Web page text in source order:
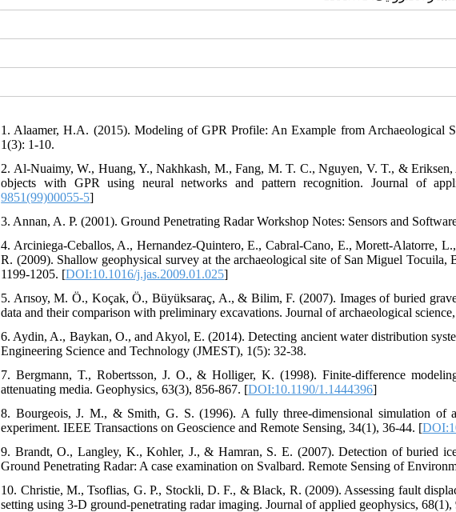
1. Alaamer, H.A. (2015). Modeling of GPR Profile: An Example from Archaeological
1(3): 1-10.
2. Al-Nuaimy, W., Huang, Y., Nakhkash, M., Fang, M. T. C., Nguyen, V. T., &
objects with GPR using neural networks and pattern recognition. Journal of
9851(99)00055-5]
3. Annan, A. P. (2001). Ground Penetrating Radar Workshop Notes: Sensors and
4. Arciniega-Ceballos, A., Hernandez-Quintero, E., Cabral-Cano, E., Morett-Alatorre,
R. (2009). Shallow geophysical survey at the archaeological site of San Miguel
1199-1205. [DOI:10.1016/j.jas.2009.01.025]
5. Arısoy, M. Ö., Koçak, Ö., Büyüksaraç, A., & Bilim, F. (2007). Images of buried
data and their comparison with preliminary excavations. Journal of archaeological
6. Aydin, A., Baykan, O., and Akyol, E. (2014). Detecting ancient water distribution
Engineering Science and Technology (JMEST), 1(5): 32-38.
7. Bergmann, T., Robertsson, J. O., & Holliger, K. (1998). Finite-difference
attenuating media. Geophysics, 63(3), 856-867. [DOI:10.1190/1.1444396]
8. Bourgeois, J. M., & Smith, G. S. (1996). A fully three-dimensional simulation of
experiment. IEEE Transactions on Geoscience and Remote Sensing, 34(1), 36-44. [
9. Brandt, O., Langley, K., Kohler, J., & Hamran, S. E. (2007). Detection of buried
Ground Penetrating Radar: A case examination on Svalbard. Remote Sensing of
10. Christie, M., Tsoflias, G. P., Stockli, D. F., & Black, R. (2009). Assessing fault
setting using 3-D ground-penetrating radar imaging. Journal of applied geophysics,